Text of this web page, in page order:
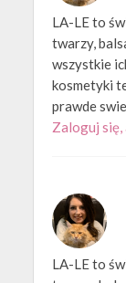
LA-LE to
twarzy,
wszystkie
kosmetyki
prawde
Zaloguj się,
LA-LE to